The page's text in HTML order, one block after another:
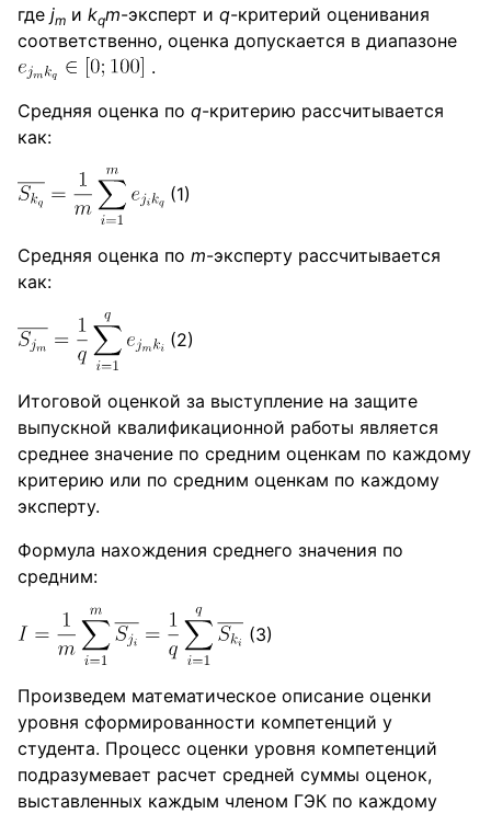
где jm и kqm-эксперт и q-критерий оценивания
соответственно, оценка допускается в диапазоне
.
Средняя оценка по q-критерию рассчитывается
как:
(1)
Средняя оценка по m-эксперту рассчитывается
как:
(2)
Итоговой оценкой за выступление на защите
выпускной квалификационной работы является
среднее значение по средним оценкам по каждому
критерию или по средним оценкам по каждому
эксперту.
Формула нахождения среднего значения по
средним:
(3)
Произведем математическое описание оценки
уровня сформированности компетенций у
студента. Процесс оценки уровня компетенций
подразумевает расчет средней суммы оценок,
выставленных каждым членом ГЭК по каждому